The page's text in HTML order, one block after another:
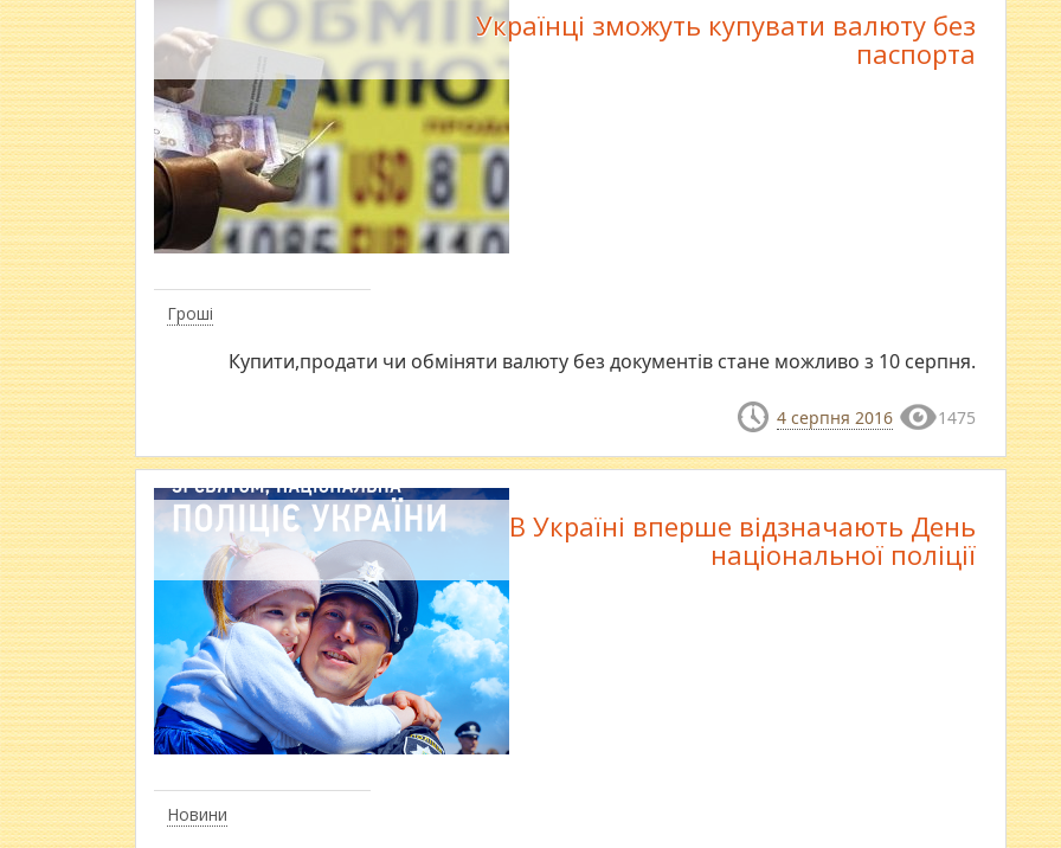
Гроші
Українці зможуть купувати валюту без
паспорта
Купити,продати чи обміняти валюту без документів стане можливо з 10 серпня.
4 серпня 2016 1475
Новини
В Україні вперше відзначають День
національної поліції